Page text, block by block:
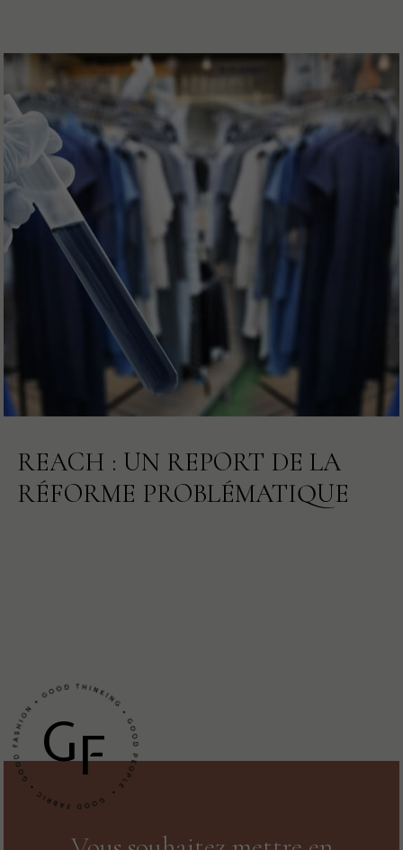
PRISE DE PAROLE ÉVÉNEMENTS PRESSE
PROJETS RSE FORMATION CSRD
PRODUCTION TEXTILE
REACH : UN REPORT DE LA
RÉFORME PROBLÉMATIQUE
GF